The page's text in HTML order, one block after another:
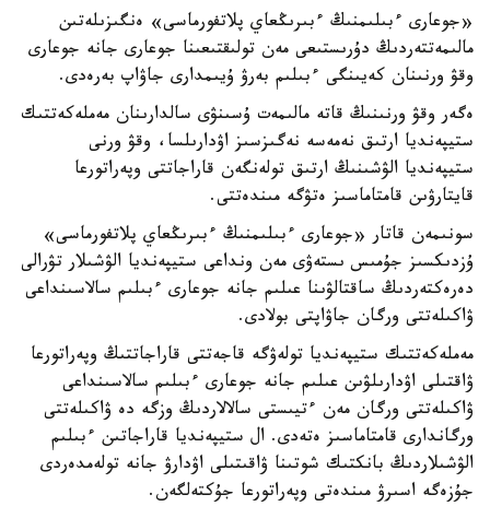
«جوعارى ءبىلىمنىڭ ءبىرىڭعاي پلاتفورماسى» ەنگىزىلەتىن
مالىمەتتەردىڭ دۇرىستىعى مەن تولىقتىعىنا جوعارى جانە جوعارى
وقۋ ورنىنان كەيىنگى ءبىلىم بەرۋ ۇيىمدارى جاۋاپ بەرەدى.
ەگەر وقۋ ورنىنىڭ قاتە مالىمەت ۇسىنۋى سالدارىنان مەملەكەتتىك
ستيپەنديا ارتىق نەمەسە نەگىزسىز اۋدارىلسا، وقۋ ورنى
ستيپەنديا الۋشىنىڭ ارتىق تولەنگەن قاراجاتتى وپەراتورعا
قايتارۋىن قامتاماسىز ەتۋگە مىندەتتى.
سونىمەن قاتار «جوعارى ءبىلىمنىڭ ءبىرىڭعاي پلاتفورماسى»
ۇزدىكسىز جۇمىس ىستەۋى مەن ونداعى ستيپەنديا الۋشىلار تۋرالى
دەرەكتەردىڭ ساقتالۋىنا عىلىم جانە جوعارى ءبىلىم سالاسىنداعى
ۋاكىلەتتى ورگان جاۋاپتى بولادى.
مەملەكەتتىك ستيپەنديا تولەۋگە قاجەتتى قاراجاتتىڭ وپەراتورعا
ۋاقتىلى اۋدارىلۋىن عىلىم جانە جوعارى ءبىلىم سالاسىنداعى
ۋاكىلەتتى ورگان مەن ءتيىستى سالالاردىڭ وزگە دە ۋاكىلەتتى
ورگاندارى قامتاماسىز ەتەدى. ال ستيپەنديا قاراجاتىن ءبىلىم
الۋشىلاردىڭ بانكتىك شوتىنا ۋاقىتىلى اۋدارۋ جانە تولەمدەردى
جۇزەگە اسىرۋ مىندەتى وپەراتورعا جۇكتەلگەن.